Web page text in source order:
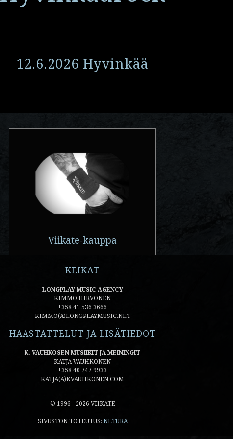
12.6.2026 Hyvinkää
Viikate-kauppa
KEIKAT
LONGPLAY MUSIC AGENCY
KIMMO HIRVONEN
+358 41 536 3666
KIMMO(A)LONGPLAYMUSIC.NET
HAASTATTELUT JA LISÄTIEDOT
K. VAUHKOSEN MUSIIKIT JA MEININGIT
KATJA VAUHKONEN
+358 40 747 9933
KATJA(A)KVAUHKONEN.COM
© 1996 - 2026 VIIKATE
SIVUSTON TOTEUTUS: NETURA